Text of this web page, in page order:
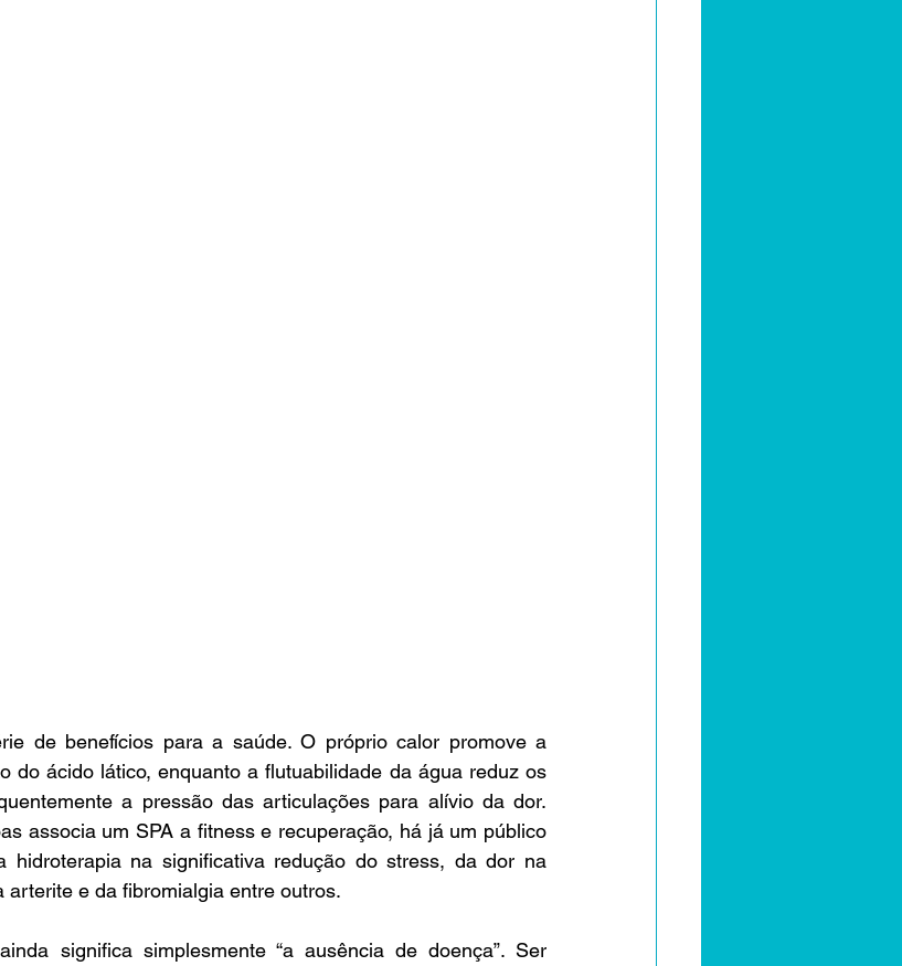
de benefícios para a saúde. O próprio calor promove a
do ácido lático, enquanto a flutuabilidade da água reduz os
a pressão das articulações para alívio da dor.
associa um SPA a fitness e recuperação, há já um público
hidroterapia na significativa redução do stress, da dor na
arterite e da fibromialgia entre outros.
significa simplesmente “a ausência de doença”. Ser